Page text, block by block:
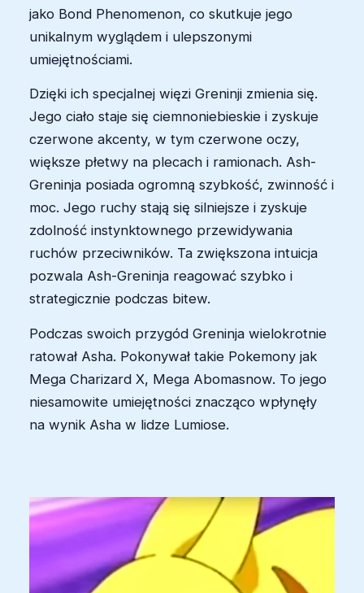
jako Bond Phenomenon, co skutkuje jego
unikalnym wyglądem i ulepszonymi
umiejętnościami.
Dzięki ich specjalnej więzi Greninji zmienia się.
Jego ciało staje się ciemnoniebieskie i zyskuje
czerwone akcenty, w tym czerwone oczy,
większe płetwy na plecach i ramionach. Ash-
Greninja posiada ogromną szybkość, zwinność i
moc. Jego ruchy stają się silniejsze i zyskuje
zdolność instynktownego przewidywania
ruchów przeciwników. Ta zwiększona intuicja
pozwala Ash-Greninja reagować szybko i
strategicznie podczas bitew.
Podczas swoich przygód Greninja wielokrotnie
ratował Asha. Pokonywał takie Pokemony jak
Mega Charizard X, Mega Abomasnow. To jego
niesamowite umiejętności znacząco wpłynęły
na wynik Asha w lidze Lumiose.